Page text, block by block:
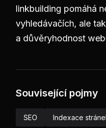
linkbuilding pomáhá
vyhledávačích, ale
a důvěryhodnost
Související pojmy
SEO Indexace